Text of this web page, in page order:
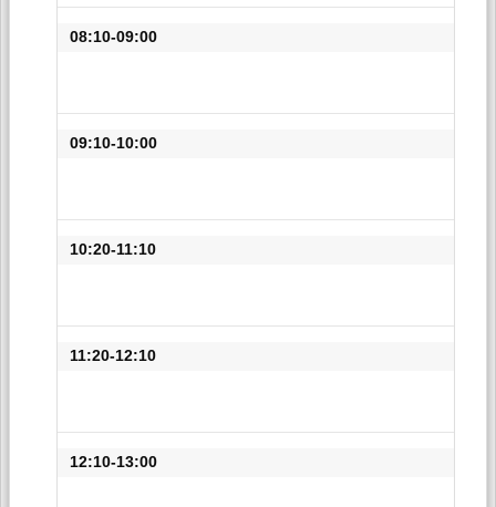
08:10-09:00
09:10-10:00
10:20-11:10
11:20-12:10
12:10-13:00